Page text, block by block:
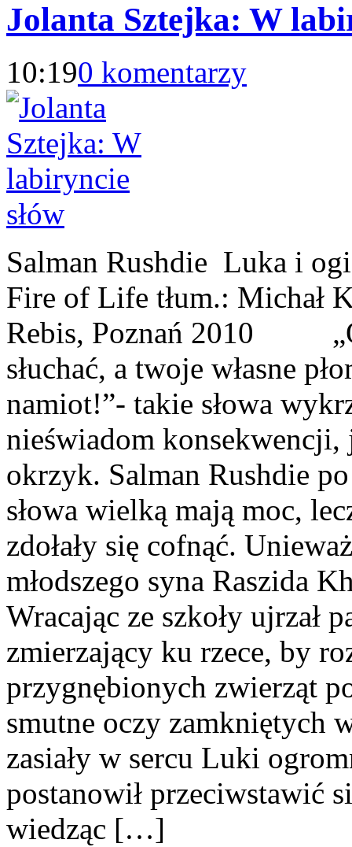
Jolanta Sztejka: W
10:190 komentarzy
Salman Rushdie Luka i
Fire of Life tłum.: Michał
Rebis, Poznań 2010
słuchać, a twoje własne
namiot!”- takie słowa
nieświadom
okrzyk. Salman Rushdie
słowa wielką mają moc,
zdołały się cofnąć.
młodszego syna Raszida
Wracając ze szkoły ujrzał
zmierzający ku rzece, by
przygnębionych zwierząt
smutne oczy zamkniętych
zasiały w sercu Luki
postanowił przeciwstawić
wiedząc […]